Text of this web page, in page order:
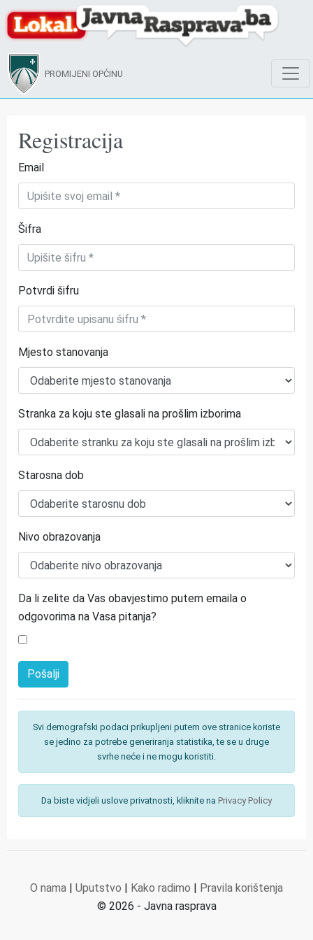
PROMIJENI OPĆINU
Registracija
Email
Šifra
Potvrdi šifru
Mjesto stanovanja
Stranka za koju ste glasali na prošlim izborima
Starosna dob
Nivo obrazovanja
Da li zelite da Vas obavjestimo putem emaila o
odgovorima na Vasa pitanja?
Svi demografski podaci prikupljeni putem ove stranice koriste
se jedino za potrebe generiranja statistika, te se u druge
svrhe neće i ne mogu koristiti.
Da biste vidjeli uslove privatnosti, kliknite na Privacy Policy
O nama | Uputstvo | Kako radimo | Pravila korištenja
© 2026 - Javna rasprava